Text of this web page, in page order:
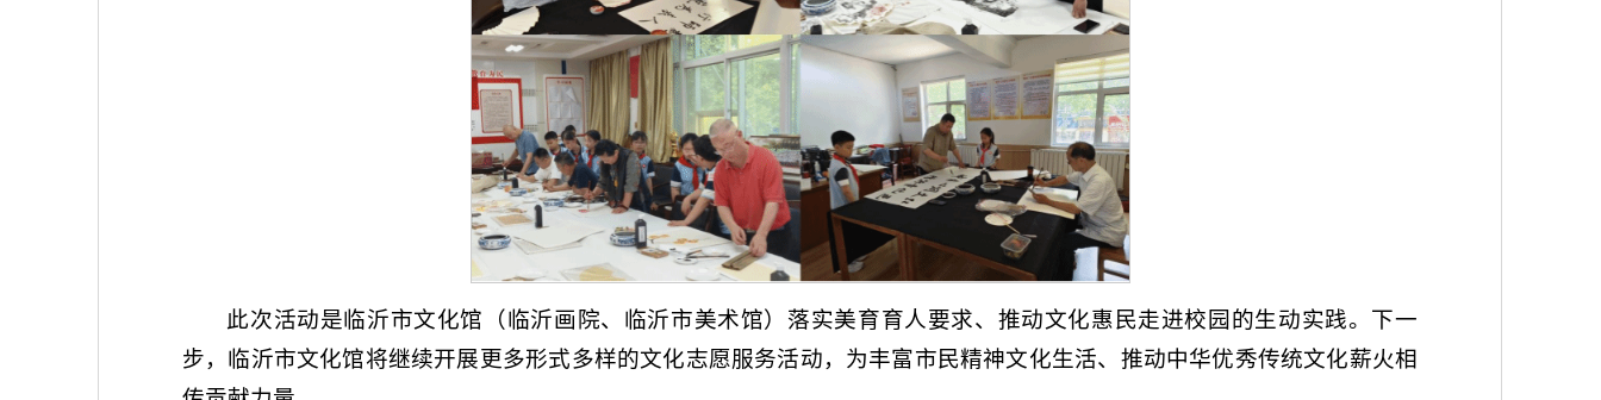
此次活动是临沂市文化馆（临沂画院、临沂市美术馆）落实美育育人要求、推动文化惠民走进校园的生动实践。下一
步，临沂市文化馆将继续开展更多形式多样的文化志愿服务活动，为丰富市民精神文化生活、推动中华优秀传统文化薪火相